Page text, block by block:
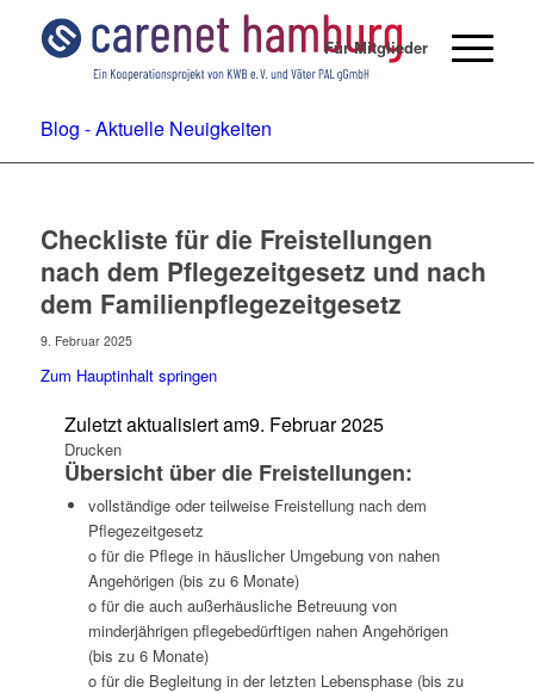
Für Mitglieder
Blog - Aktuelle Neuigkeiten
Checkliste für die Freistellungen
nach dem Pflegezeitgesetz und nach
dem Familienpflegezeitgesetz
9. Februar 2025
Zum Hauptinhalt springen
Zuletzt aktualisiert am9. Februar 2025
Drucken
Übersicht über die Freistellungen:
vollständige oder teilweise Freistellung nach dem
Pflegezeitgesetz
o für die Pflege in häuslicher Umgebung von nahen
Angehörigen (bis zu 6 Monate)
o für die auch außerhäusliche Betreuung von
minderjährigen pflegebedürftigen nahen Angehörigen
(bis zu 6 Monate)
o für die Begleitung in der letzten Lebensphase (bis zu